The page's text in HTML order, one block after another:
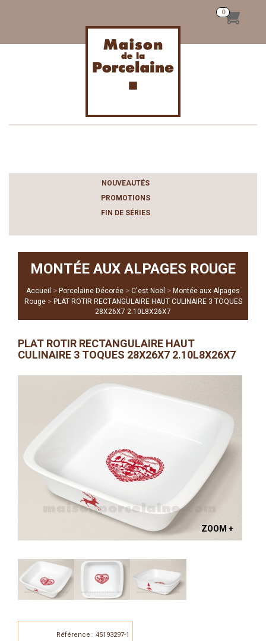
NOUVEAUTÉS
PROMOTIONS
FIN DE SÉRIES
MONTÉE AUX ALPAGES ROUGE
Accueil > Porcelaine Décorée > C'est Noël > Montée aux Alpages
Rouge > PLAT ROTIR RECTANGULAIRE HAUT CULINAIRE 3 TOQUES
28X26X7 2.10L8X26X7
PLAT ROTIR RECTANGULAIRE HAUT
CULINAIRE 3 TOQUES 28X26X7 2.10L8X26X7
ZOOM +
Référence : 45193297-1